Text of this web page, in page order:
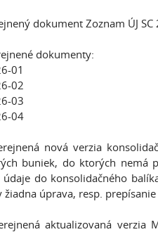
dokument Zoznam ÚJ SC
dokumenty:
01
02
03
04
nová verzia
buniek, do ktorých nemá
do konsolidačného
žiadna úprava, resp.
aktualizovaná verzia